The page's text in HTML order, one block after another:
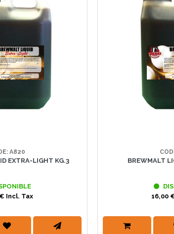
A820
EXTRA-LIGHT KG.3
Incl. Tax
BREWMALT
16,00